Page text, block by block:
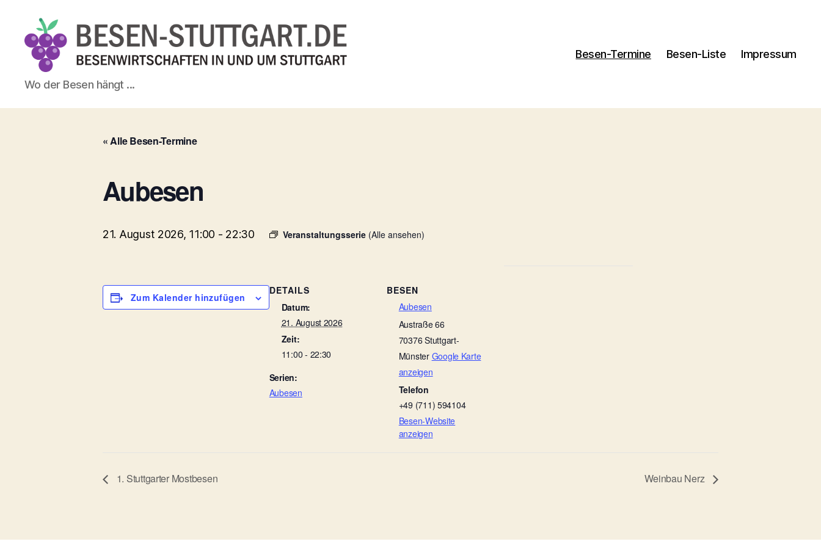
Besen-
Stuttgart.de
Wo der Besen hängt ...
Besen-Termine Besen-Liste Impressum
« Alle Besen-Termine
Aubesen
21. August 2026, 11:00 - 22:30 Veranstaltungsserie (Alle ansehen)
Zum Kalender hinzufügen
DETAILS
Datum:
21. August 2026
Zeit:
11:00 - 22:30
Serien:
Aubesen
BESEN
Aubesen
Austraße 66
70376 Stuttgart-
Münster Google Karte
anzeigen
Telefon
+49 (711) 594104
Besen-Website
anzeigen
1. Stuttgarter Mostbesen Weinbau Nerz